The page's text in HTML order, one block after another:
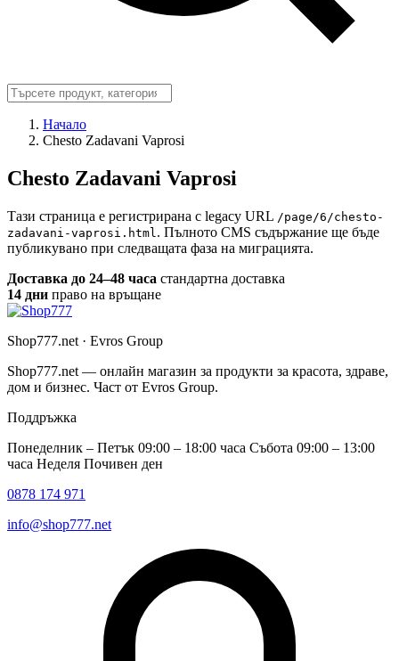
Начало
Chesto Zadavani Vaprosi
Chesto Zadavani Vaprosi
Тази страница е регистрирана с legacy URL /page/6/chesto-
zadavani-vaprosi.html . Пълното CMS съдържание ще бъде
публикувано при следващата фаза на миграцията.
Доставка до 24–48 часа стандартна доставка
14 дни право на връщане
Shop777.net · Evros Group
Shop777.net — онлайн магазин за продукти за красота, здраве,
дом и бизнес. Част от Evros Group.
Поддръжка
Понеделник – Петък 09:00 – 18:00 часа Събота 09:00 – 13:00
часа Неделя Почивен ден
0878 174 971
info@shop777.net